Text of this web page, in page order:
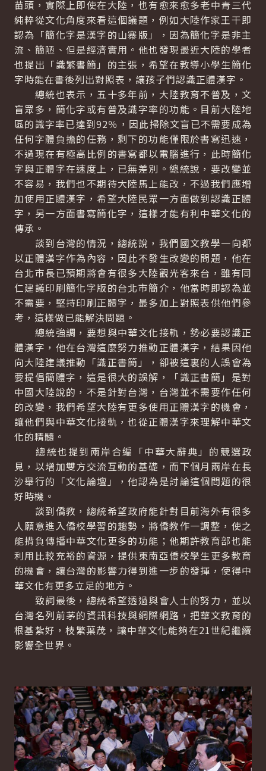
苗頭，實際上即使在大陸，也有愈來愈多老中青三代
純粹從文化角度來看這個議題，例如大陸作家王干即
認為「簡化字是漢字的山寨版」，因為簡化字是非主
流、簡陋、但是經濟實用。他也發現最近大陸的學者
也提出「識繁書簡」的主張，希望在教導小學生簡化
字時能在書後列出對照表，讓孩子們認識正體漢字。
總統也表示，五十多年前，大陸教育不普及，文
盲眾多，簡化字或有普及識字率的功能。目前大陸地
區的識字率已達到92％，因此掃除文盲已不需要成為
任何字體負擔的任務，剩下的功能僅限於書寫迅速，
不過現在有極高比例的書寫都以電腦進行，此時簡化
字與正體字在速度上，已無差別。總統說，要改變並
不容易，我們也不期待大陸馬上能改，不過我們應增
加使用正體漢字，希望大陸民眾一方面做到認識正體
字，另一方面書寫簡化字，這樣才能有利中華文化的
傳承。
談到台灣的情況，總統說，我們國文教學一向都
以正體漢字作為內容，因此不發生改變的問題，他在
台北市長已預期將會有很多大陸觀光客來台，雖有同
仁建議印刷簡化字版的台北市簡介，他當時即認為並
不需要，堅持印刷正體字，最多加上對照表供他們參
考，這樣做已能解決問題。
總統強調，要想與中華文化接軌，勢必要認識正
體漢字，他在台灣這麼努力推動正體漢字，結果因他
向大陸建議推動「識正書簡」，卻被這裏的人誤會為
要提倡簡體字，這是很大的誤解，「識正書簡」是對
中國大陸說的，不是針對台灣，台灣並不需要作任何
的改變，我們希望大陸有更多使用正體漢字的機會，
讓他們與中華文化接軌，也從正體漢字來理解中華文
化的精髓。
總統也提到兩岸合編「中華大辭典」的競選政
見，以增加雙方交流互動的基礎，而下個月兩岸在長
沙舉行的「文化論壇」，他認為是討論這個問題的很
好時機。
談到僑教，總統希望政府能針對目前海外有很多
人願意進入僑校學習的趨勢，將僑教作一調整，使之
能揹負傳播中華文化更多的功能；他期許教育部也能
利用比較充裕的資源，提供東南亞僑校學生更多教育
的機會，讓台灣的影響力得到進一步的發揮，使得中
華文化有更多立足的地方。
致詞最後，總統希望透過與會人士的努力，並以
台灣名列前茅的資訊科技與網際網路，把華文教育的
根基紮好，枝繁葉茂，讓中華文化能夠在21世紀繼續
影響全世界。